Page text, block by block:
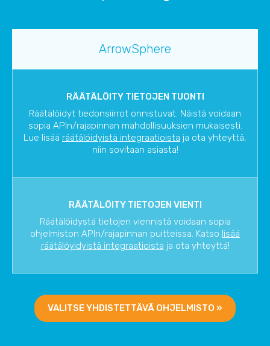
ArrowSphere
RÄÄTÄLÖITY TIETOJEN TUONTI
Räätälöidyt tiedonsiirrot onnistuvat. Näistä voidaan
sopia APIn/rajapinnan mahdollisuuksien mukaisesti.
Lue lisää räätälöidyistä integraatioista ja ota yhteyttä,
niin sovitaan asiasta!
RÄÄTÄLÖITY TIETOJEN VIENTI
Räätälöidystä tietojen viennistä voidaan sopia
ohjelmiston APIn/rajapinnan puitteissa. Katso lisää
räätälöyidyistä integraatioista ja ota yhteyttä!
VALITSE YHDISTETTÄVÄ OHJELMISTO »